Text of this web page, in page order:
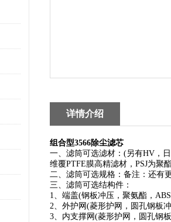
详情介绍
组合型3566除尘滤芯
一、滤筒可选滤材：(另有HV，
维覆PTFE膜高精滤材，PSJ为聚
二、滤筒可选规格：备注：还有
三、滤筒可选结构件：
1、端盖(钢板冲压，聚氨酯，
2、外护网(菱形护网，圆孔钢板
3、内支撑网(菱形护网，圆孔钢